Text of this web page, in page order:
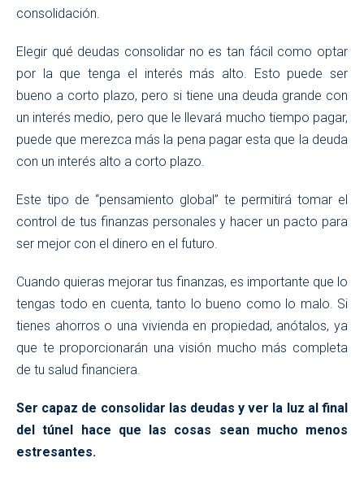
consolidación.
Elegir qué deudas consolidar no es tan fácil como optar
por la que tenga el interés más alto. Esto puede ser
bueno a corto plazo, pero si tiene una deuda grande con
un interés medio, pero que le llevará mucho tiempo pagar,
puede que merezca más la pena pagar esta que la deuda
con un interés alto a corto plazo.
Este tipo de “pensamiento global” te permitirá tomar el
control de tus finanzas personales y hacer un pacto para
ser mejor con el dinero en el futuro.
Cuando quieras mejorar tus finanzas, es importante que lo
tengas todo en cuenta, tanto lo bueno como lo malo. Si
tienes ahorros o una vivienda en propiedad, anótalos, ya
que te proporcionarán una visión mucho más completa
de tu salud financiera.
Ser capaz de consolidar las deudas y ver la luz al final
del túnel hace que las cosas sean mucho menos
estresantes.